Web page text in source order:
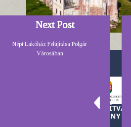
A TELEKI LÁSZLÓ
MAGYAR KORMÁNY
Next Post
Népi Lakóház Felújítása Polgár
Városában